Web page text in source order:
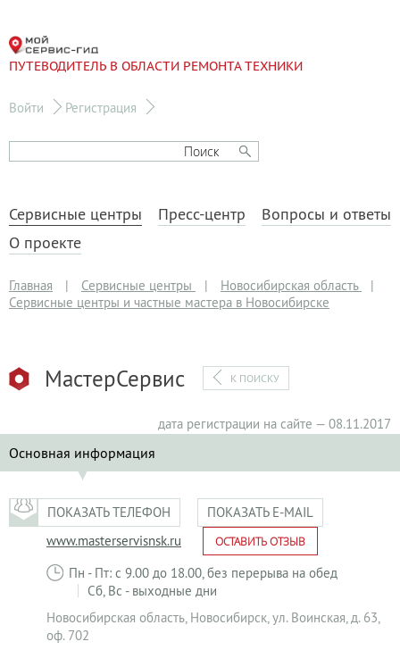
ПУТЕВОДИТЕЛЬ В ОБЛАСТИ РЕМОНТА ТЕХНИКИ
Войти Регистрация
Сервисные центры Пресс-центр
Вопросы и ответы
О проекте
Главная | Сервисные центры | Новосибирская область
|
Сервисные центры и частные мастера в Новосибирске
МастерСервис К ПОИСКУ
дата регистрации на сайте — 08.11.2017
Основная информация
ПОКАЗАТЬ ТЕЛЕФОН
ПОКАЗАТЬ E-MAIL
www.masterservisnsk.ru
ОСТАВИТЬ ОТЗЫВ
Пн - Пт: с 9.00 до 18.00, без перерыва на обед
Сб, Вс - выходные дни
Новосибирская область, Новосибирск,ул. Воинская, д. 63,
оф. 702